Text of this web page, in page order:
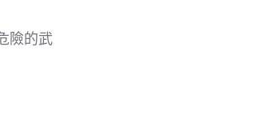
險的武